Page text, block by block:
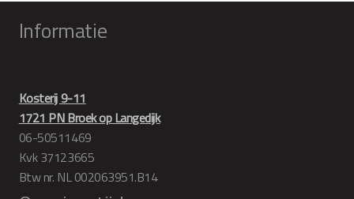
Informatie
Kosterij 9-11
1721 PN Broek op Langedijk
06-50511469
Kvk 37123665
Btw nr. NL 002063951.B14